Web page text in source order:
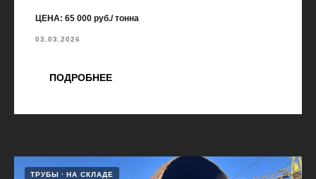
ЦЕНА: 65 000 руб./ тонна
03.03.2026
ПОДРОБНЕЕ
ТРУБЫ НА СКЛАДЕ